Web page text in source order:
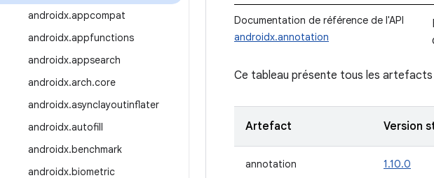
androidx.appcompat
androidx.appfunctions
androidx.appsearch
androidx.arch.core
androidx.asynclayoutinflater
androidx.autofill
androidx.benchmark
androidx.biometric
Documentation de référence de l'API
androidx.annotation
Ce tableau présente tous les artefacts
Artefact Version
annotation 1.10.0